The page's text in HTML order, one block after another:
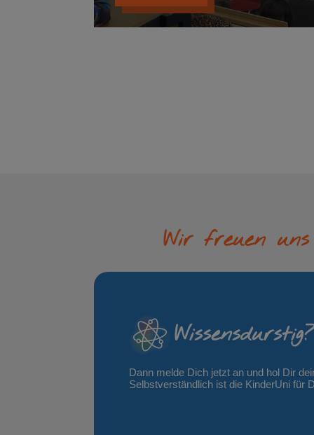
Wir freuen
Dann melde Dich jetzt an und hol Dir
Selbstverständlich ist die KinderUni für